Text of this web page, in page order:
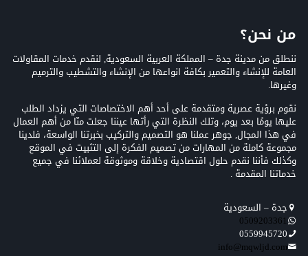
من نحن؟
ننطلق من مدينة جدة – المملكة العربية السعودية, لنقدم خدمات المقاولات
العامة للإنشاء والتعمير بكافة انواعها من الإنشاء والتشطيب والترميم
وغيرها.
نقوم برؤية عصرية ومتقدمة على أحد أهم الاختصاصات التي يزداد الطلب
عليها يومًا بعد يوم، وتلك النظرة التي رأتها عيننا جعلت منّا من أهم العمال
في هذا المجال, جوهر عملنا هو التصميم والتركيب بخبرتنا الواسعة، فلدينا
مجموعة كاملة من المهارات من تصميم الفكرة إلى التثبيت في الموقع
وكذلك فأننا نقدم حلول اقتصادية وخلاقة وموثوقة لعملائنا في جميع
خدماتنا المقدمة .
جدة – السعودية
0509203361‬‏‬‏
0559945720
info@mqwljd.com